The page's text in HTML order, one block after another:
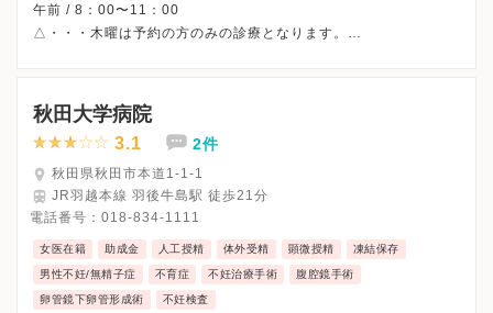
午前 / 8：00〜11：00
△・・・木曜は予約の方のみの診療となります。
※詳細はクリニックHPを確認、または直接お問い合わせくださ
秋田大学病院
3.1 2件
秋田県秋田市本道1-1-1
JR羽越本線 羽後牛島駅 徒歩21分
電話番号： 018-834-1111
女医在籍 助成金 人工授精 体外受精 顕微授精 凍結保存
男性不妊/無精子症 不育症 不妊治療手術 腹腔鏡手術
卵管鏡下卵管形成術 不妊検査